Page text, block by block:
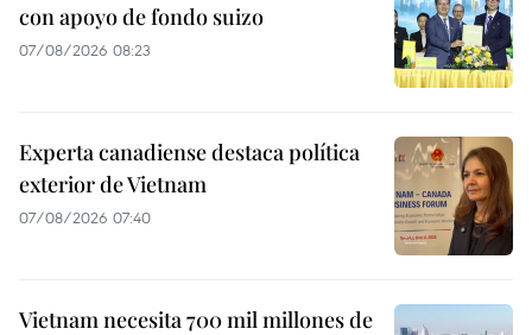
con apoyo de fondo suizo
07/08/2026 08:23
Experta canadiense destaca política
exterior de Vietnam
07/08/2026 07:40
Vietnam necesita 700 mil millones de